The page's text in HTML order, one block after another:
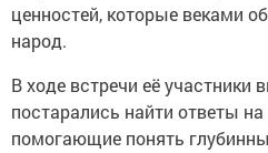
ценностей, которые веками
народ.
В ходе встречи её участники
постарались найти ответы
помогающие понять